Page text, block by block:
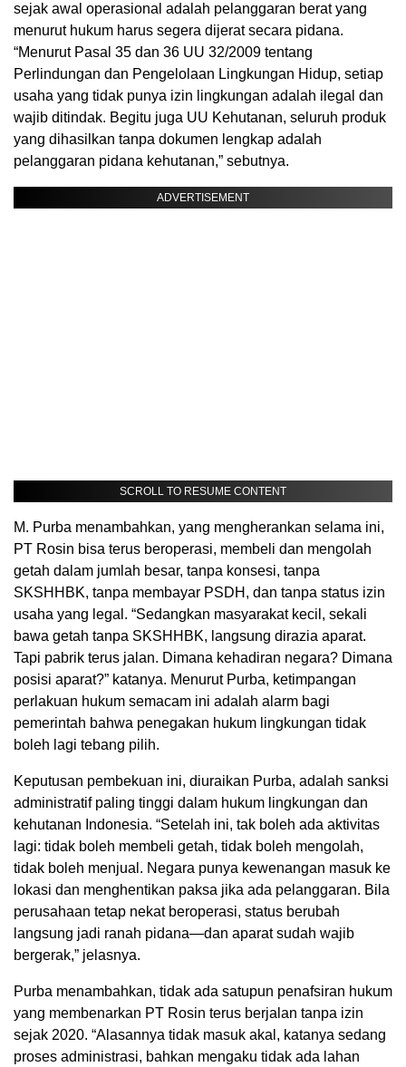
sejak awal operasional adalah pelanggaran berat yang
menurut hukum harus segera dijerat secara pidana.
“Menurut Pasal 35 dan 36 UU 32/2009 tentang
Perlindungan dan Pengelolaan Lingkungan Hidup, setiap
usaha yang tidak punya izin lingkungan adalah ilegal dan
wajib ditindak. Begitu juga UU Kehutanan, seluruh produk
yang dihasilkan tanpa dokumen lengkap adalah
pelanggaran pidana kehutanan,” sebutnya.
ADVERTISEMENT
SCROLL TO RESUME CONTENT
M. Purba menambahkan, yang mengherankan selama ini,
PT Rosin bisa terus beroperasi, membeli dan mengolah
getah dalam jumlah besar, tanpa konsesi, tanpa
SKSHHBK, tanpa membayar PSDH, dan tanpa status izin
usaha yang legal. “Sedangkan masyarakat kecil, sekali
bawa getah tanpa SKSHHBK, langsung dirazia aparat.
Tapi pabrik terus jalan. Dimana kehadiran negara? Dimana
posisi aparat?” katanya. Menurut Purba, ketimpangan
perlakuan hukum semacam ini adalah alarm bagi
pemerintah bahwa penegakan hukum lingkungan tidak
boleh lagi tebang pilih.
Keputusan pembekuan ini, diuraikan Purba, adalah sanksi
administratif paling tinggi dalam hukum lingkungan dan
kehutanan Indonesia. “Setelah ini, tak boleh ada aktivitas
lagi: tidak boleh membeli getah, tidak boleh mengolah,
tidak boleh menjual. Negara punya kewenangan masuk ke
lokasi dan menghentikan paksa jika ada pelanggaran. Bila
perusahaan tetap nekat beroperasi, status berubah
langsung jadi ranah pidana—dan aparat sudah wajib
bergerak,” jelasnya.
Purba menambahkan, tidak ada satupun penafsiran hukum
yang membenarkan PT Rosin terus berjalan tanpa izin
sejak 2020. “Alasannya tidak masuk akal, katanya sedang
proses administrasi, bahkan mengaku tidak ada lahan